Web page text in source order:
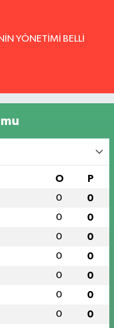
YÖNETİMİ BELLİ
O P
0 0
0 0
0 0
0 0
0 0
0 0
0 0